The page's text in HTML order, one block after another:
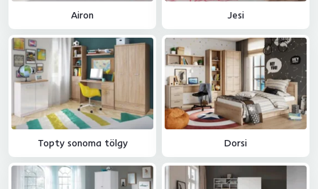
Airon Jesi
Topty sonoma tölgy Dorsi